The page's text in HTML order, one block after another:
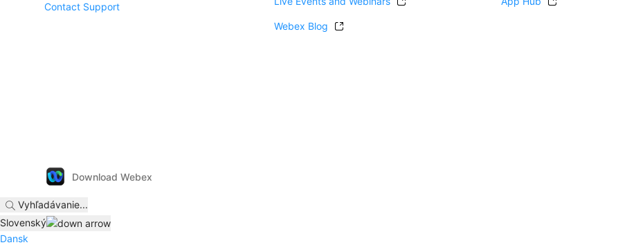
Contact Support
Webex Blog
Download Webex
Vyhľadávanie...
Slovenský
Dansk